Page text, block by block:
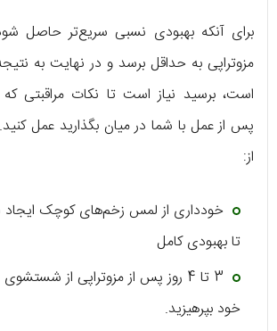
برای آنکه بهبودی نسبی سریع‌تر حاصل
مزوتراپی به حداقل برسد و در نهایت به
است، برسید نیاز است تا نکات
پس از عمل با شما در میان بگذارید عمل
از:
خودداری از لمس زخم‌های کوچک
تا بهبودی کامل
3 تا 4 روز پس از مزوتراپی از
خود بپرهیزید.